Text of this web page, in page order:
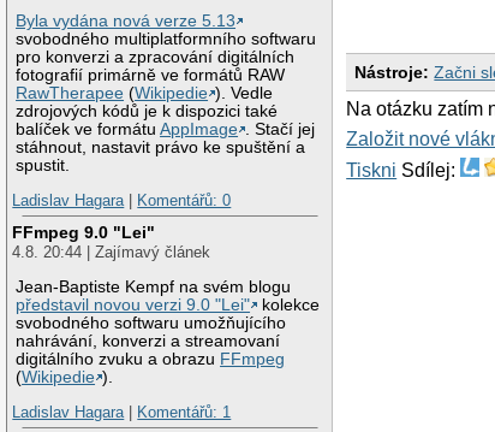
Byla vydána nová verze 5.13
svobodného multiplatformního softwaru
pro konverzi a zpracování digitálních
fotografií primárně ve formátů RAW
RawTherapee (Wikipedie ). Vedle
zdrojových kódů je k dispozici také
balíček ve formátuAppImage
. Stačí jej
stáhnout, nastavit právo ke spuštění a
spustit.
Ladislav Hagara| Komentářů: 0
FFmpeg 9.0 "Lei"
4.8. 20:44 | Zajímavý článek
Jean-Baptiste Kempf na svém blogu
představil novou verzi 9.0 "Lei"
kolekce
svobodného softwaru umožňujícího
nahrávání, konverzi a streamovaní
digitálního zvuku a obrazu FFmpeg
(Wikipedie ).
Ladislav Hagara| Komentářů: 1
Nástroje: Začni
Na otázku zatím
Založit nové
Tiskni Sdílej: